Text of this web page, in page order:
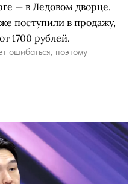
— в Ледовом дворце.
поступили в продажу,
1700 рублей.
ошибаться, поэтому